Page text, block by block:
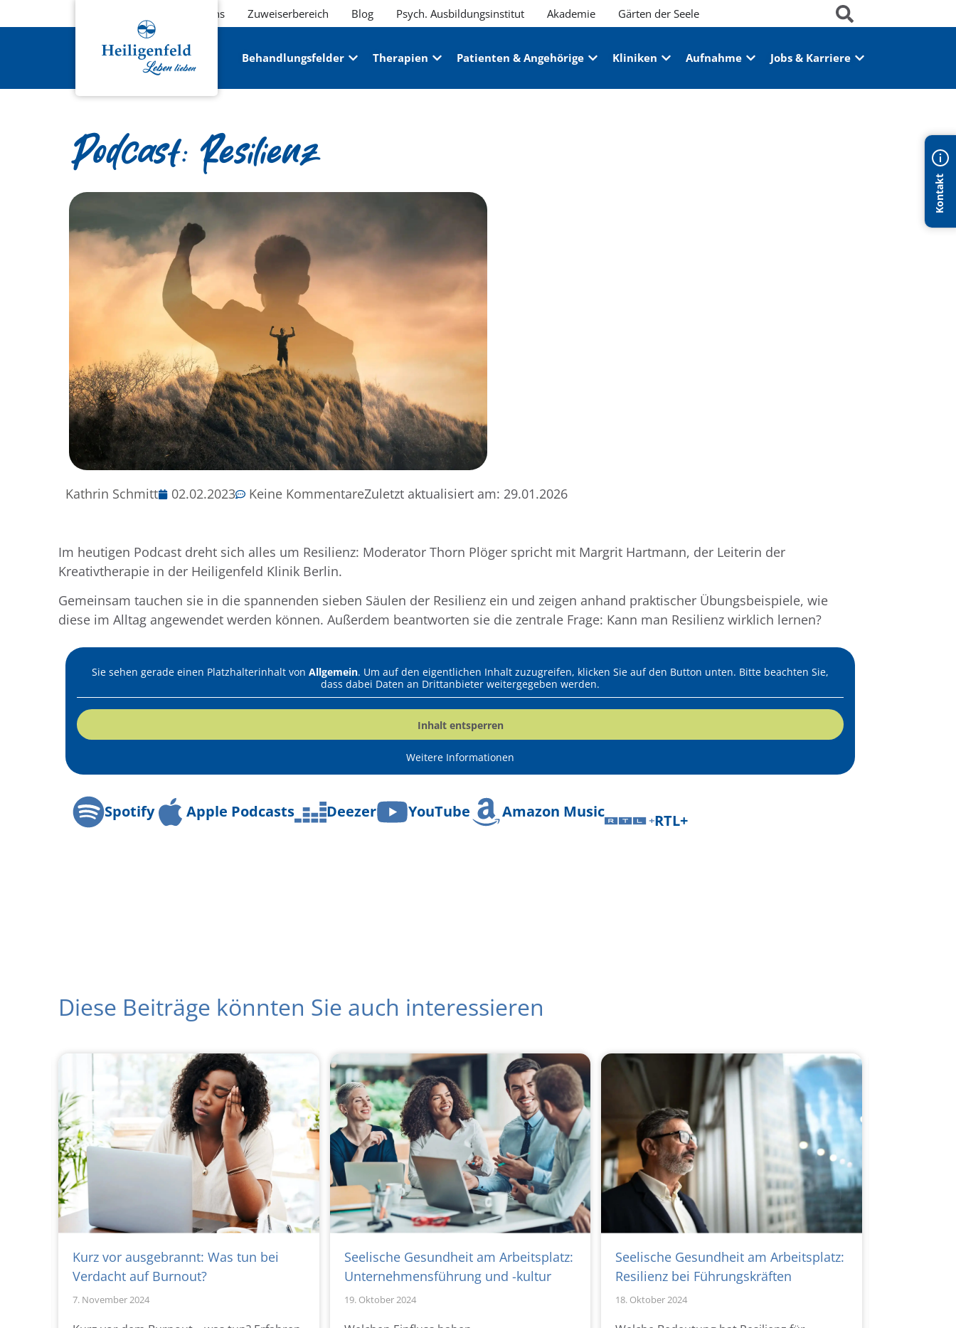
Kontakt
Über uns Zuweiserbereich Blog Psych. Ausbildungsinstitut Akademie Gärten der Seele
Behandlungsfelder Therapien Patienten & Angehörige Kliniken Aufnahme Jobs & Karriere
Podcast: Resilienz
Kathrin Schmitt 02.02.2023 Keine KommentareZuletzt aktualisiert am: 29.01.2026
Im heutigen Podcast dreht sich alles um Resilienz: Moderator Thorn Plöger spricht mit Margrit Hartmann, der Leiterin der
Kreativtherapie in der Heiligenfeld Klinik Berlin.
Gemeinsam tauchen sie in die spannenden sieben Säulen der Resilienz ein und zeigen anhand praktischer Übungsbeispiele, wie
diese im Alltag angewendet werden können. Außerdem beantworten sie die zentrale Frage: Kann man Resilienz wirklich lernen?
Sie sehen gerade einen Platzhalterinhalt von Allgemein. Um auf den eigentlichen Inhalt zuzugreifen, klicken Sie auf den Button unten. Bitte beachten Sie,
dass dabei Daten an Drittanbieter weitergegeben werden.
Inhalt entsperren
Weitere Informationen
Spotify Apple Podcasts Deezer YouTube Amazon Music RTL+
Diese Beiträge könnten Sie auch interessieren
Kurz vor ausgebrannt: Was tun bei
Verdacht auf Burnout?
7. November 2024
Seelische Gesundheit am Arbeitsplatz:
Unternehmensführung und -kultur
19. Oktober 2024
Seelische Gesundheit am Arbeitsplatz:
Resilienz bei Führungskräften
18. Oktober 2024